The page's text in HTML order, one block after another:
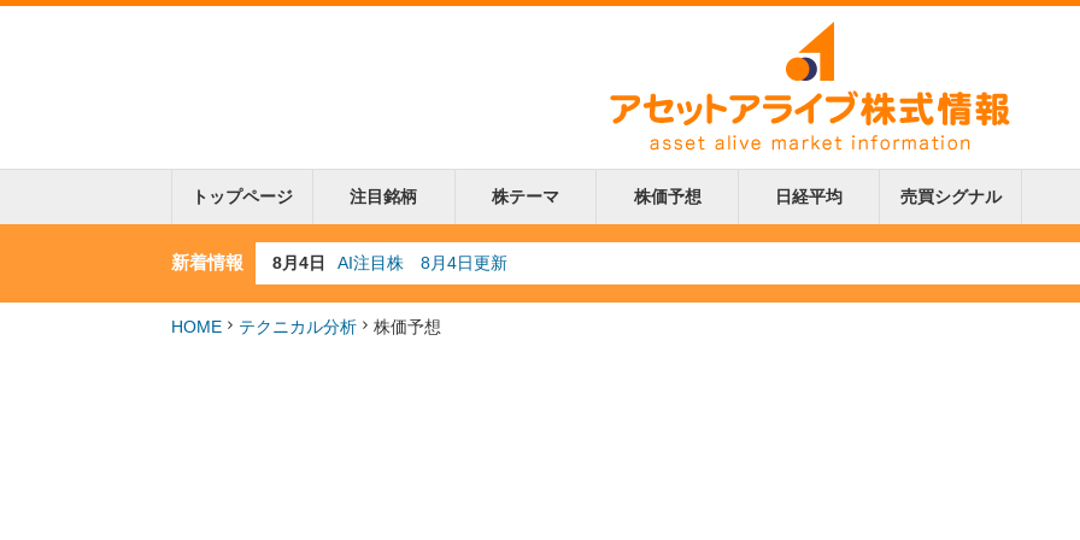
トップページ 注目銘柄 株テーマ 株価予想 日経平均 売買シグナル
新着情報 8月3日
人気業種注目株 8月3日更新
8月2日
金融注目株 8月2日更新
7月10日
半導体注目株 7月10日更新
HOME テクニカル分析 株価予想